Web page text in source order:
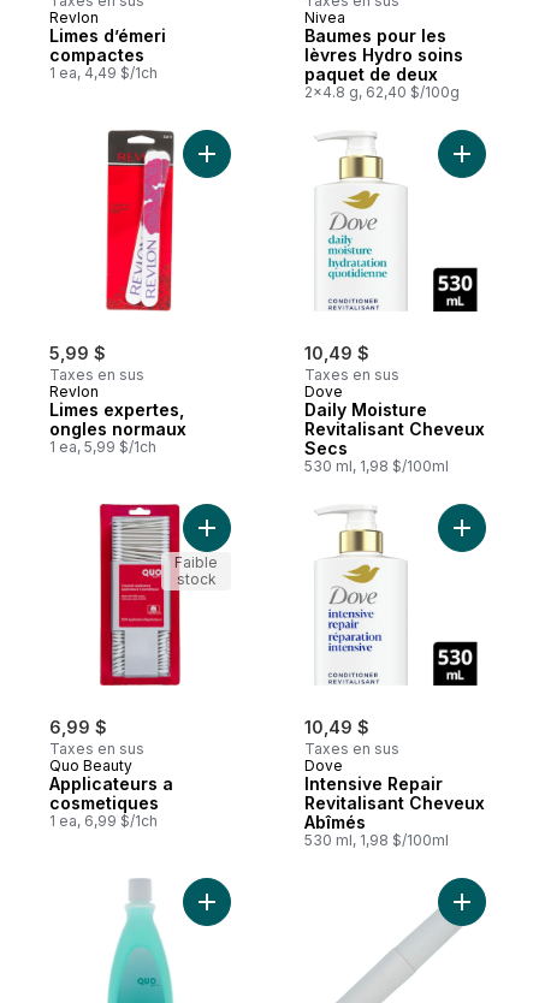
Revlon
Limes d’émeri
compactes
1 ea, 4,49 $/1ch
Nivea
Baumes pour les
lèvres Hydro soins
paquet de deux
2x4.8 g, 62,40 $/100g
5,99 $
Taxes en sus
Revlon
Limes expertes,
ongles normaux
1 ea, 5,99 $/1ch
Ajouter Limes expertes, ongles normaux
10,49 $
Taxes en sus
Dove
Daily Moisture
Revitalisant Cheveux
Secs
530 ml, 1,98 $/100ml
Ajouter
6,99 $
Taxes en sus
Quo Beauty
Applicateurs a
cosmetiques
1 ea, 6,99 $/1ch
Ajouter Applicateurs a cosmetiques au
Faible
stock
10,49 $
Taxes en sus
Dove
Intensive Repair
Revitalisant Cheveux
Abîmés
530 ml, 1,98 $/100ml
Ajouter
Ajouter Dissolvant pour vernis à ongles
Ajouter